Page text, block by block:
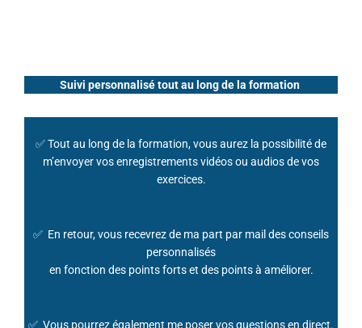
Suivi personnalisé tout au long de la formation
✅ Tout au long de la formation, vous aurez la possibilité de
m’envoyer vos enregistrements vidéos ou audiosde vos
exercices.
✅ En retour, vous recevrez de ma part par mail des conseils
personnalisés
en fonction des pointsforts et des points à améliorer.
✅ Vous pourrez également me poser vos questions en direct.